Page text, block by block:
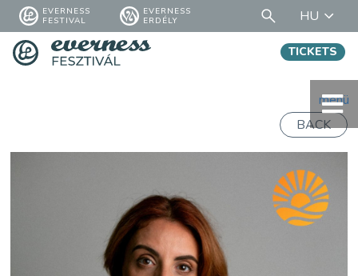
EVERNESS
FESTIVAL
EVERNESS
ERDÉLY
HU
menü
TICKETS
BACK